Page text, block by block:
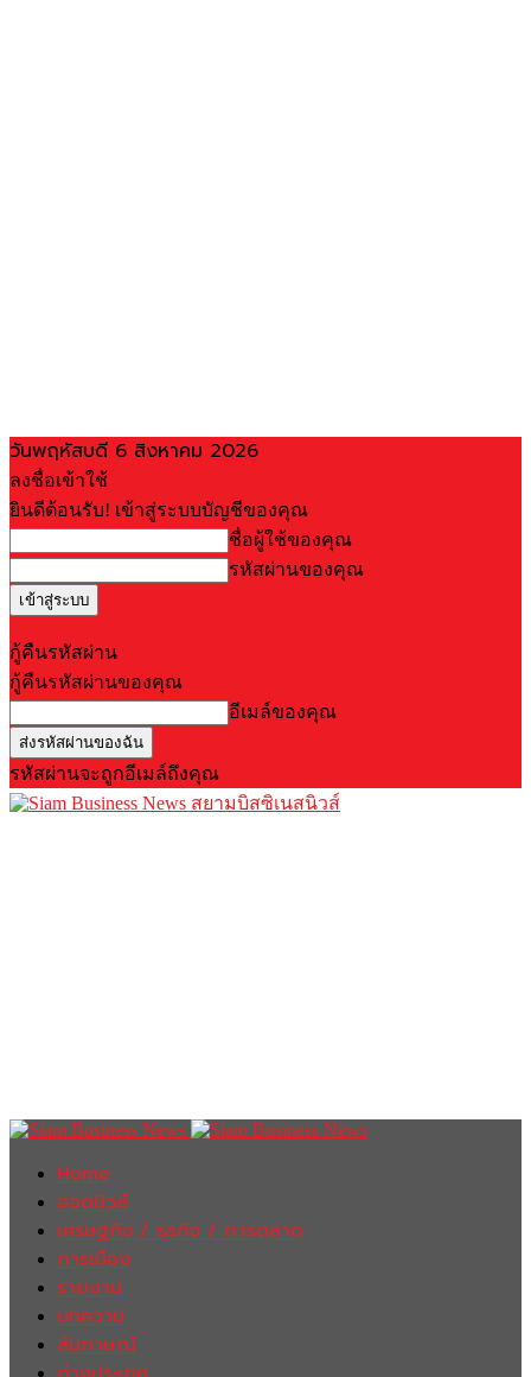
วันพฤหัสบดี 6 สิงหาคม 2026
ลงชื่อเข้าใช้
ยินดีต้อนรับ! เข้าสู่ระบบบัญชีของคุณ
ชื่อผู้ใช้ของคุณ
รหัสผ่านของคุณ
กู้คืนรหัสผ่าน
กู้คืนรหัสผ่านของคุณ
อีเมล์ของคุณ
รหัสผ่านจะถูกอีเมล์ถึงคุณ
สยามบิสซิเนสนิวส์
Home
ฮอตนิวส์
เศรษฐกิจ / ธุรกิจ / การตลาด
การเมือง
รายงาน
บทความ
สัมภาษณ์